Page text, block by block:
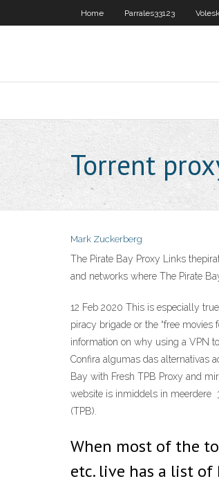
Home Parrales33123
Torrent
Mark Zuckerberg
The Pirate Bay Proxy Links
and networks where The Pirate
12 Feb 2020 This is especially
piracy brigade or the “free
information on why using a VPN
Confira algumas das alternativas
Bay with Fresh TPB Proxy and
website is inmiddels in meerdere
(TPB).
When most of the
etc. live has a list of